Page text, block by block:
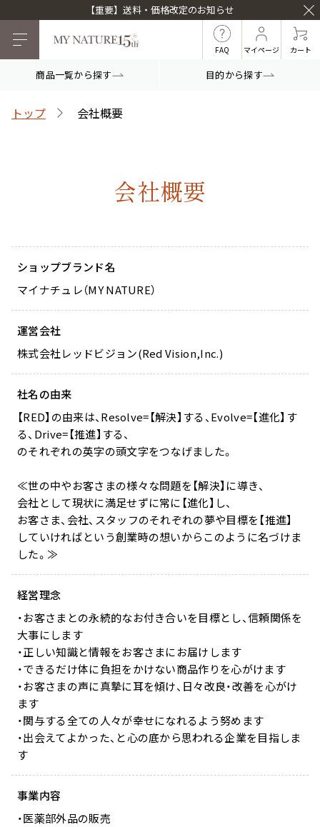
【重要】送料・価格改定のお知らせ
FAQ マイページ カート
商品一覧から探す
マイナチュレ薬用育毛剤
薬用スカルプシャンプ
ー
スカルプフローラブー
スカルプリッチナイト
セラム
ヘアトリートメント
やわらかヘッドスパブ
ラシ
やわらぐクッションブ
ラシ
ミルキーシフト ヘアオ
イル
オールインワンカラー
トリートメント（白髪
サプリメント シナジ
ー
サプリメント オールイ
ンワン
目的から探す
白髪ケア
トップ 会社概要
会社概要
ショップブランド名
マイナチュレ（MY NATURE）
運営会社
株式会社レッドビジョン(Red Vision,Inc.)
社名の由来
【RED】の由来は、Resolve=【解決】する、Evolve=【進化】す
る、Drive=【推進】する、
のそれぞれの英字の頭文字をつなげました。
≪世の中やお客さまの様々な問題を【解決】に導き、
会社として現状に満足せずに常に【進化】し、
お客さま、会社、スタッフのそれぞれの夢や目標を【推進】
していければという創業時の想いからこのように名づけま
した。≫
経営理念
・お客さまとの永続的なお付き合いを目標とし、信頼関係を
大事にします
・正しい知識と情報をお客さまにお届けします
・できるだけ体に負担をかけない商品作りを心がけます
・お客さまの声に真摯に耳を傾け、日々改良・改善を心がけ
ます
・関与する全ての人々が幸せになれるよう努めます
・出会えてよかった、と心の底から思われる企業を目指しま
す
事業内容
・医薬部外品の販売